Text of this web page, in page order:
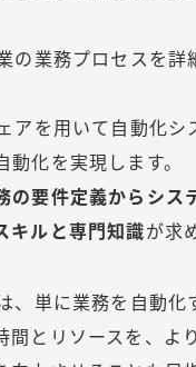
の業務プロセスを
アを用いて自動化
化を実現します。
の要件定義からシ
キルと専門知識が求
、単に業務を自動化
間とリソースを、よ